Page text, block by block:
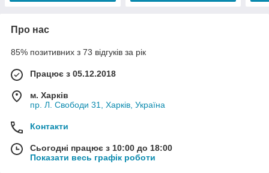
Про нас
85% позитивних з 73 відгуків за рік
Працює з 05.12.2018
м. Харків
пр. Л. Свободи 31, Харків, Україна
Контакти
Сьогодні працює з 10:00 до 18:00
Показати весь графік роботи